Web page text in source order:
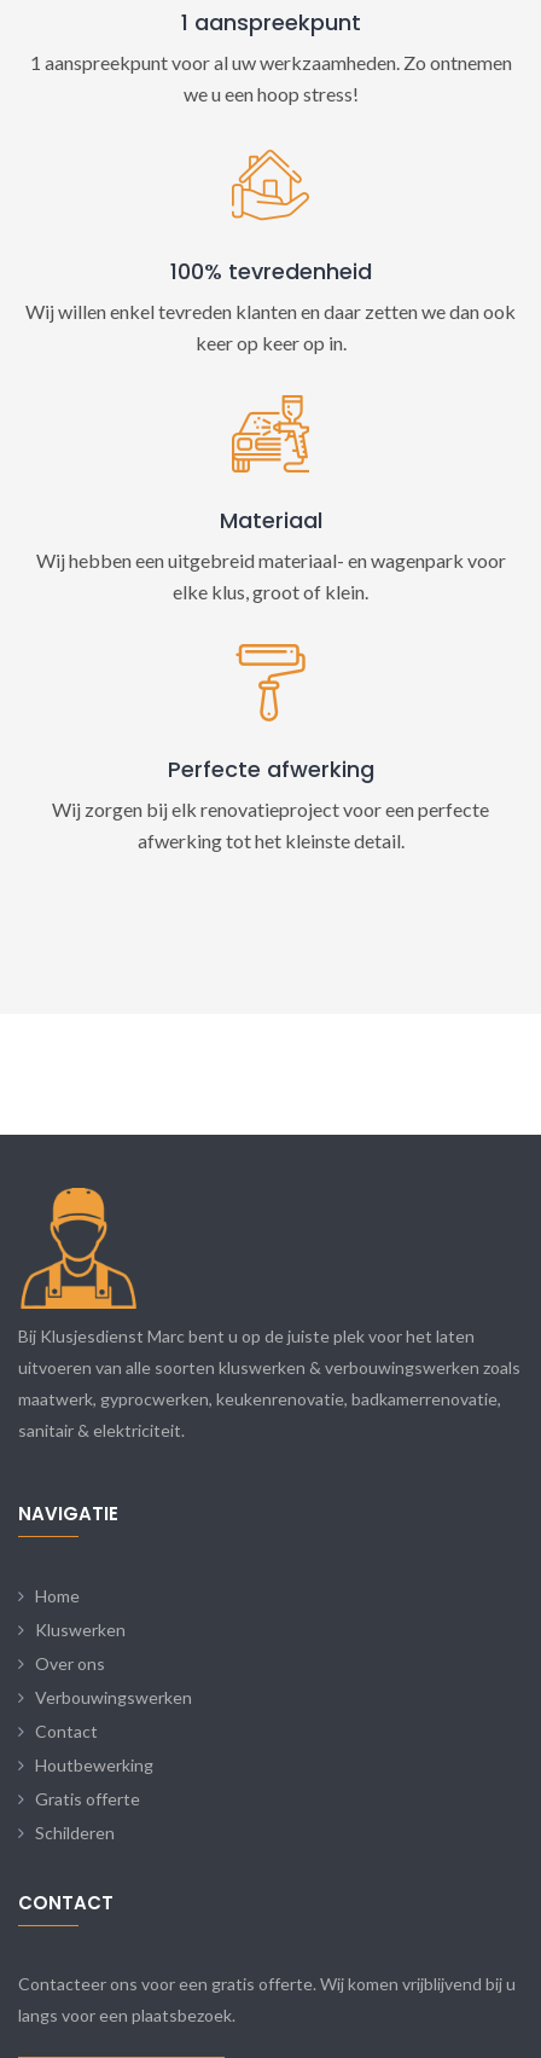
1 aanspreekpunt
1 aanspreekpunt voor al uw werkzaamheden. Zo ontnemen
we u een hoop stress!
100% tevredenheid
Wij willen enkel tevreden klanten en daar zetten we dan ook
keer op keer op in.
Materiaal
Wij hebben een uitgebreid materiaal- en wagenpark voor
elke klus, groot of klein.
Perfecte afwerking
Wij zorgen bij elk renovatieproject voor een perfecte
afwerking tot het kleinste detail.
Bij Klusjesdienst Marc bent u op de juiste plek voor het laten
uitvoeren van alle soorten kluswerken & verbouwingswerken zoals
maatwerk, gyprocwerken, keukenrenovatie, badkamerrenovatie,
sanitair & elektriciteit.
NAVIGATIE
Home
Kluswerken
Over ons
Verbouwingswerken
Contact
Houtbewerking
Gratis offerte
Schilderen
CONTACT
Contacteer ons voor een gratis offerte. Wij komen vrijblijvend bij u
langs voor een plaatsbezoek.